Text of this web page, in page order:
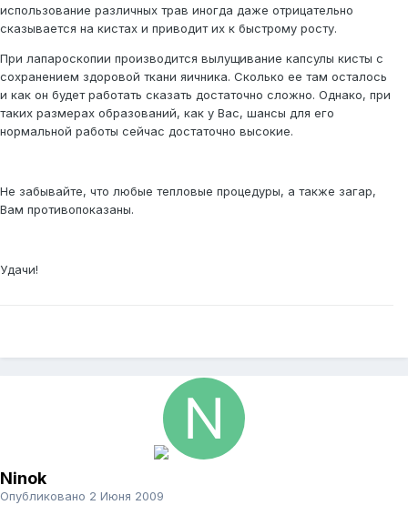
использование различных трав иногда даже отрицательно
сказывается на кистах и приводит их к быстрому росту.
При лапароскопии производится вылущивание капсулы кисты с
сохранением здоровой ткани яичника. Сколько ее там осталось
и как он будет работать сказать достаточно сложно. Однако, при
таких размерах образований, как у Вас, шансы для его
нормальной работы сейчас достаточно высокие.
Не забывайте, что любые тепловые процедуры, а также загар,
Вам противопоказаны.
Удачи!
Ninok
Опубликовано 2 Июня 2009